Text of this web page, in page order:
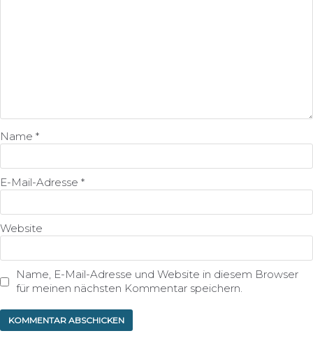
Name *
E-Mail-Adresse *
Website
Name, E-Mail-Adresse und Website in diesem Browser
für meinen nächsten Kommentar speichern.